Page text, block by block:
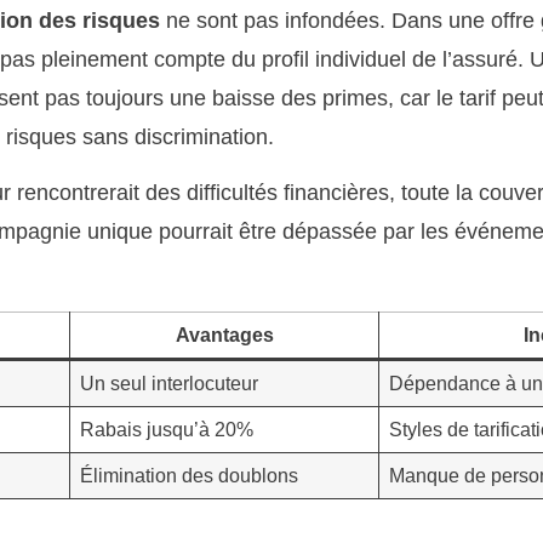
des risques ne sont pas infondées. Dans une
pleinement compte du profil individuel de l’assuré.
pas toujours une baisse des primes, car le tarif
sans discrimination.
rencontrerait des difficultés financières, toute la
unique pourrait être dépassée par les
Avantages
Un seul interlocuteur Dépendance à
Rabais jusqu’à 20% Styles de
Élimination des doublons Manque de